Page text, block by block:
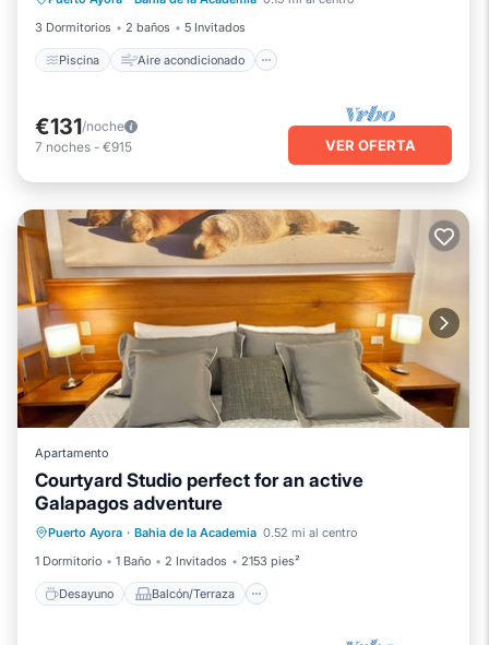
3 Dormitorios
2 baños 5 Invitados
Piscina Aire acondicionado
€131/noche
7 noches - €915 VER OFERTA
Apartamento
Courtyard Studio perfect for an active
Galapagos adventure
Puerto Ayora · Bahia de la Academia 0.52 mi al centro
1 Dormitorio
1 Baño 2 Invitados 2153 pies²
Desayuno Balcón/Terraza
Desayuno Balcón/Terraza
Aire acondicionado